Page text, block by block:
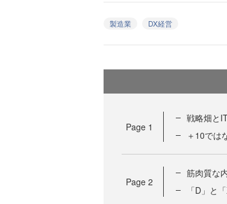
製造業 DX経営
Page 1
戦略畑と
＋10では
Page 2
筋肉質な
「D」と